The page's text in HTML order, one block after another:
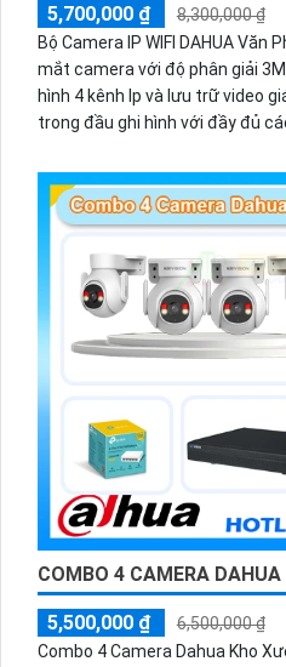
5,700,000 ₫
8,300,000 ₫
Bộ Camera IP WIFI DAHUA Văn
mắt camera với độ phân giải
hình 4 kênh Ip và lưu trữ video
trong đầu ghi hình với đầy đủ
có màu vào ban đêm
COMBO 4 CAMERA
5,500,000 ₫
6,500,000 ₫
Combo 4 Camera Dahua Kho